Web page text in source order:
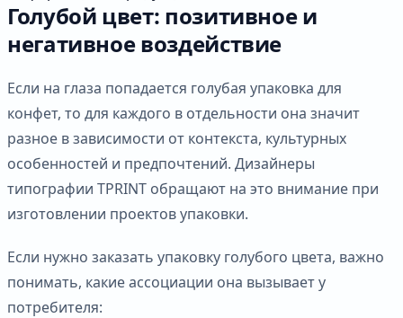
Голубой цвет: позитивное и
негативное воздействие
Если на глаза попадается голубая упаковка для
конфет, то для каждого в отдельности она значит
разное в зависимости от контекста, культурных
особенностей и предпочтений. Дизайнеры
типографии TPRINT обращают на это внимание при
изготовлении проектов упаковки.
Если нужно заказать упаковку голубого цвета, важно
понимать, какие ассоциации она вызывает у
потребителя: